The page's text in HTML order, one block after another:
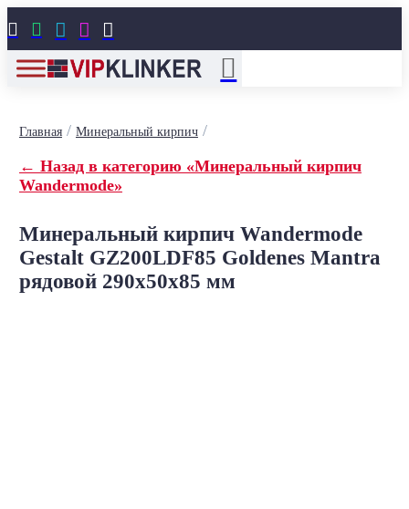
    
Главная/ Минеральный кирпич/
← Назад в категорию «Минеральный кирпич
Wandermode»
Минеральный кирпич Wandermode
Gestalt GZ200LDF85 Goldenes Mantra
рядовой 290x50x85 мм